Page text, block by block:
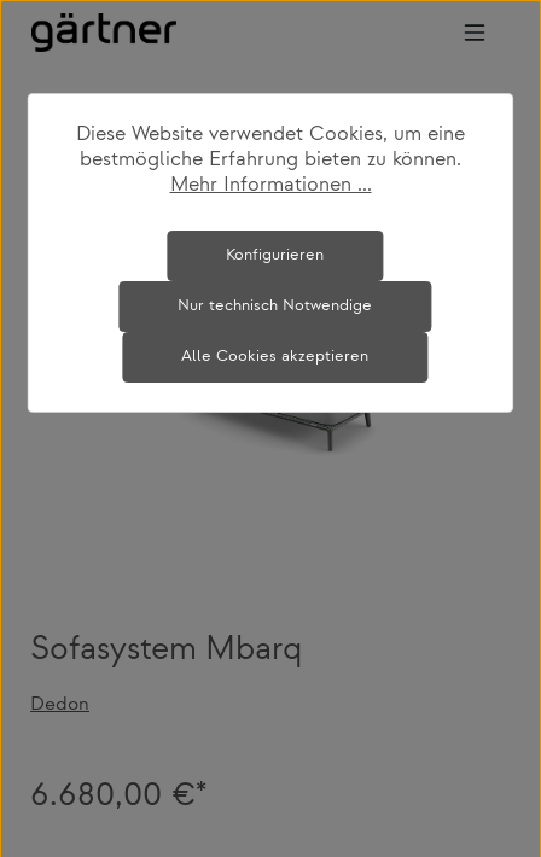
Zum Hauptinhalt springen
shop produkte
outdoor
outdoor loungemöbel
Bildergalerie überspringen
Sofasystem Mbarq
Dedon
6.680,00 €*
Diese Website verwendet Cookies, um eine
bestmögliche Erfahrung bieten zu können.
Mehr Informationen ...
Nur technisch Notwendige
Konfigurieren
Alle Cookies akzeptieren